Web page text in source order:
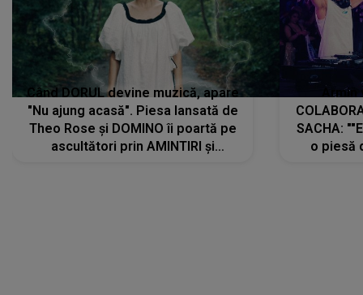
Când DORUL devine muzică, apare
"Nu ajung acasă". Piesa lansată de
Theo Rose și DOMINO îi poartă pe
ascultători prin AMINTIRI și
SACHA:
o piesă